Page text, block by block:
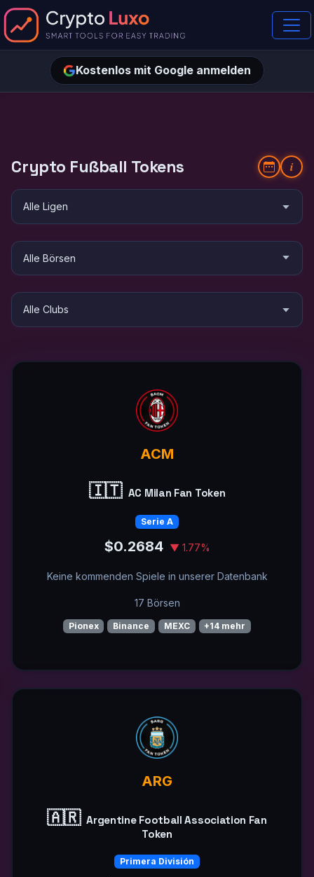
Kostenlos mit Google anmelden
Crypto Fußball Tokens i
ACM
🇮🇹 AC Milan Fan Token
Serie A
$0.2684 ▼ 1.77%
Keine kommenden Spiele in unserer Datenbank
17 Börsen
Pionex Binance MEXC +14 mehr
ARG
🇦🇷 Argentine Football Association Fan
Token
Primera División